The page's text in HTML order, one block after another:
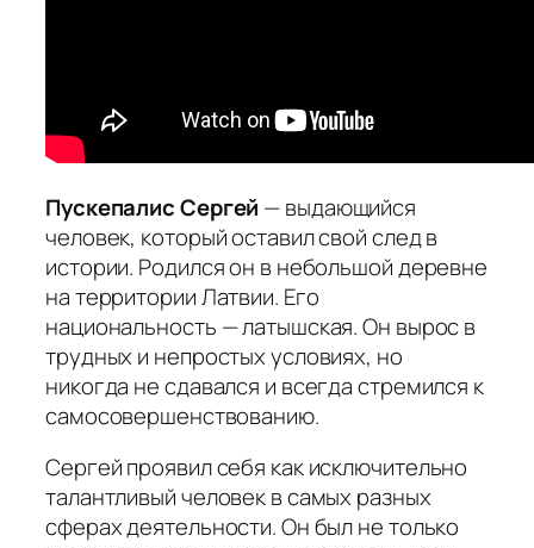
Пускепалис Сергей — выдающийся
человек, который оставил свой след в
истории. Родился он в небольшой деревне
на территории Латвии. Его
национальность — латышская. Он вырос в
трудных и непростых условиях, но
никогда не сдавался и всегда стремился к
самосовершенствованию.
Сергей проявил себя как исключительно
талантливый человек в самых разных
сферах деятельности. Он был не только